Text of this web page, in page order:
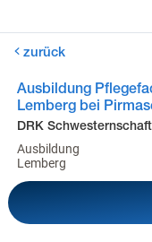
zurück
Ausbildung
Lemberg bei
DRK
Ausbildung
Lemberg